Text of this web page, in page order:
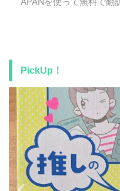
PickUp！